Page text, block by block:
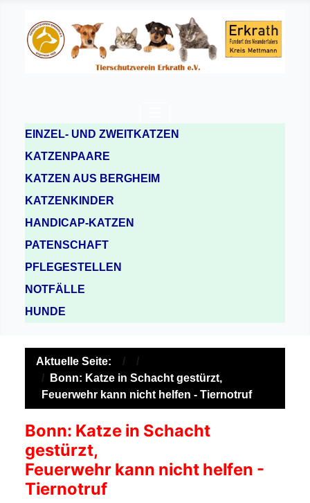
EINZEL- UND ZWEITKATZEN
KATZENPAARE
KATZEN AUS BERGHEIM
KATZENKINDER
HANDICAP-KATZEN
PATENSCHAFT
PFLEGESTELLEN
NOTFÄLLE
HUNDE
Aktuelle Seite:
Bonn: Katze in Schacht gestürzt,
Feuerwehr kann nicht helfen - Tiernotruf
Bonn: Katze in Schacht
gestürzt,
Feuerwehr kann nicht helfen -
Tiernotruf